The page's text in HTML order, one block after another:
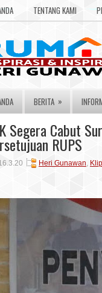
TENTANG KAMI
BERITA »
Segera Cabut
RUPS
Heri Gunawan,